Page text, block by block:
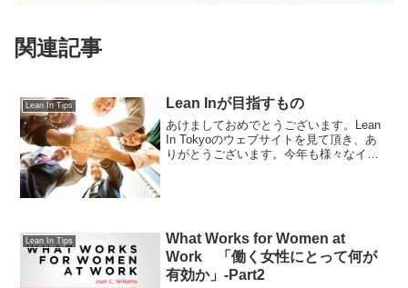
関連記事
Lean In Tips Lean Inが目指すもの
あけましておめでとうございます。Lean
In Tokyoのウェブサイトを見て頂き、あ
りがとうございます。今年も様々なイベ
Lean In Tips
What Works for Women at
Work 「働く女性にとって何が
有効か」-Part2